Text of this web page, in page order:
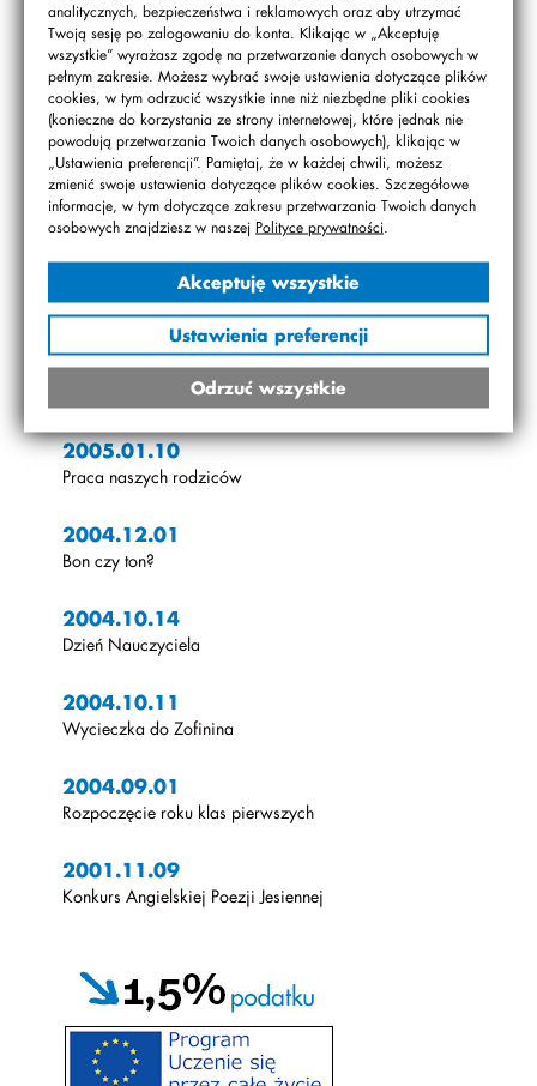
analitycznych, bezpieczeństwa i reklamowych oraz aby utrzymać
Twoją sesję po zalogowaniu do konta. Klikając w „Akceptuję
wszystkie” wyrażasz zgodę na przetwarzanie danych osobowych w
pełnym zakresie. Możesz wybrać swoje ustawienia dotyczące plików
cookies, w tym odrzucić wszystkie inne niż niezbędne pliki cookies
(konieczne do korzystania ze strony internetowej, które jednak nie
powodują przetwarzania Twoich danych osobowych), klikając w
„Ustawienia preferencji”. Pamiętaj, że w każdej chwili, możesz
zmienić swoje ustawienia dotyczące plików cookies. Szczegółowe
informacje, w tym dotyczące zakresu przetwarzania Twoich danych
osobowych znajdziesz w naszej Polityce prywatności
Akceptuję wszystkie
Ustawienia preferencji
Odrzuć wszystkie
2005.02.10
Nasza wystawa w Urzędzie Dzielnicy Bemowo
2005.02.10
Nagroda
2005.01.28
Bal karnawałowy
2005.01.21
Dzień Babci i Dziadka
2005.01.14
Dzień Latynoamerykański
2005.01.10
Praca naszych rodziców
2004.12.01
Bon czy ton?
2004.10.14
Dzień Nauczyciela
2004.10.11
Wycieczka do Zofinina
2004.09.01
Rozpoczęcie roku klas pierwszych
2001.11.09
Konkurs Angielskiej Poezji Jesiennej